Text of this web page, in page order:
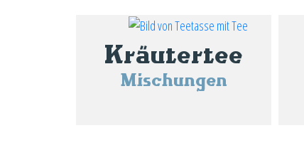
Kräutertee
Mischungen